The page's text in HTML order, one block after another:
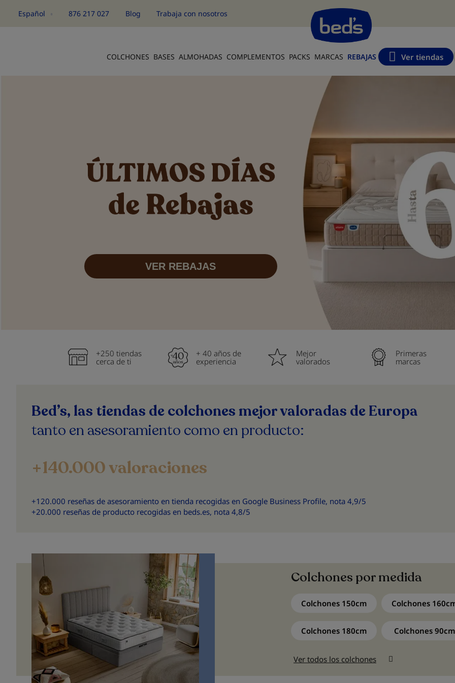
Idioma
Español 876 217 027 Blog Trabaja con nosotros
COLCHONES BASES ALMOHADAS COMPLEMENTOS PACKS MARCAS REBAJAS Ver tiendas
VER REBAJAS
+250 tiendas
cerca de ti
+ 40 años de
experiencia
Mejor
valorados
Primeras
marcas
Bed’s, las tiendas de colchones mejor valoradas de Europa
tanto en asesoramiento como en producto:
+140.000 valoraciones
+120.000 reseñas de asesoramiento en tienda recogidas en Google Business Profile, nota 4,9/5
+20.000 reseñas de producto recogidas en beds.es, nota 4,8/5
Colchones por medida
Colchones 150cm Colchones
Colchones 180cm Colchones 90cm
Ver todos los colchones